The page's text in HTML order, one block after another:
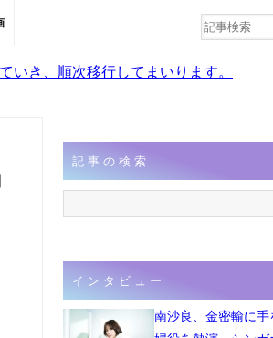
音楽
き、順次移行してまいります。
記事の検索
インタビュー
南沙良、金密輸に